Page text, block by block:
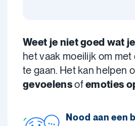
Weet je niet goed wat
het vaak moeilijk om
te gaan. Het kan helpen
gevoelensofemoties
Nood aan een